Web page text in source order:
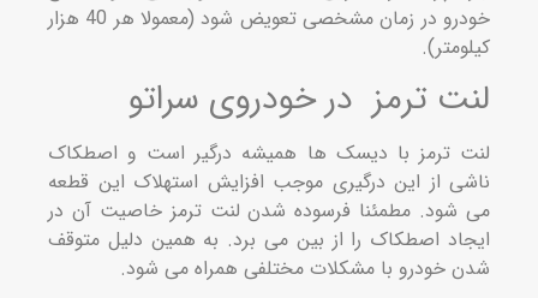
خودرو در زمان مشخصی تعویض شود (معمولا هر 40 هزار
ترمز در خودروی سراتو
ترمز با دیسک‌ ها همیشه درگیر است و اصطکاک
از این درگیری موجب افزایش استهلاک این قطعه
مطمئنا فرسوده شدن لنت ترمز خاصیت آن در
اصطکاک را از بین می‌ برد. به همین دلیل متوقف
خودرو با مشکلات مختلفی همراه می‌ شود.